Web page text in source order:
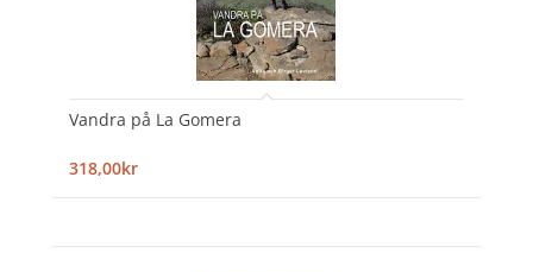
Vandra på La Gomera
318,00kr